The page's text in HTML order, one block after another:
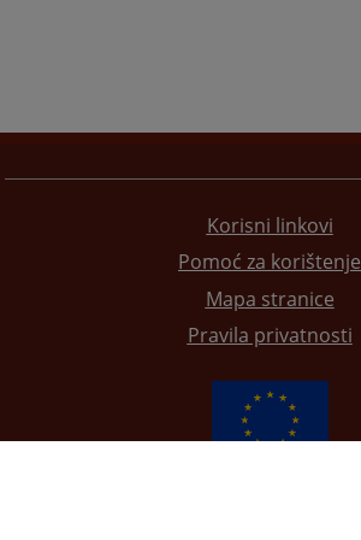
Korisni linkovi
Pomoć za korištenje
Mapa stranice
Pravila privatnosti